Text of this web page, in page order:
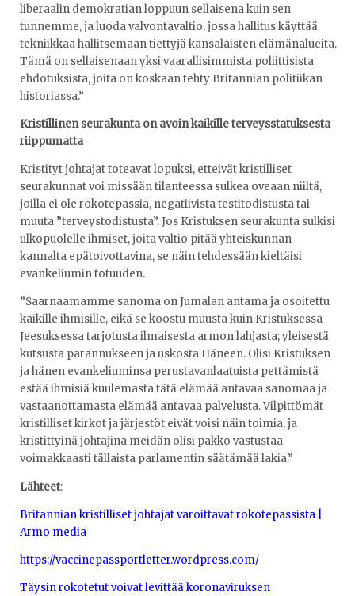
liberaalin demokratian loppuun sellaisena kuin sen
tunnemme, ja luoda valvontavaltio, jossa hallitus käyttää
tekniikkaa hallitsemaan tiettyjä kansalaisten elämänalueita.
Tämä on sellaisenaan yksi vaarallisimmista poliittisista
ehdotuksista, joita on koskaan tehty Britannian politiikan
historiassa.”
Kristillinen seurakunta on avoin kaikille terveysstatuksesta
riippumatta
Kristityt johtajat toteavat lopuksi, etteivät kristilliset
seurakunnat voi missään tilanteessa sulkea oveaan niiltä,
joilla ei ole rokotepassia, negatiivista testitodistusta tai
muuta ”terveystodistusta”. Jos Kristuksen seurakunta sulkisi
ulkopuolelle ihmiset, joita valtio pitää yhteiskunnan
kannalta epätoivottavina, se näin tehdessään kieltäisi
evankeliumin totuuden.
”Saarnaamamme sanoma on Jumalan antama ja osoitettu
kaikille ihmisille, eikä se koostu muusta kuin Kristuksessa
Jeesuksessa tarjotusta ilmaisesta armon lahjasta; yleisestä
kutsusta parannukseen ja uskosta Häneen. Olisi Kristuksen
ja hänen evankeliuminsa perustavanlaatuista pettämistä
estää ihmisiä kuulemasta tätä elämää antavaa sanomaa ja
vastaanottamasta elämää antavaa palvelusta. Vilpittömät
kristilliset kirkot ja järjestöt eivät voisi näin toimia, ja
kristittyinä johtajina meidän olisi pakko vastustaa
voimakkaasti tällaista parlamentin säätämää lakia.”
Lähteet:
Britannian kristilliset johtajat varoittavat rokotepassista |
Armo media
https://vaccinepassportletter.wordpress.com/
Täysin rokotetut voivat levittää koronaviruksen